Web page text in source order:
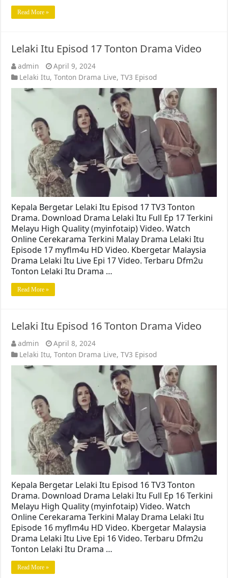
Read More »
Lelaki Itu Episod 17 Tonton Drama Video
admin
April 9, 2024
Lelaki Itu,Tonton Drama Live,TV3 Episod
Kepala Bergetar Lelaki Itu Episod 17 TV3 Tonton
Drama. Download Drama Lelaki Itu Full Ep 17 Terkini
Melayu High Quality (myinfotaip) Video. Watch
Online Cerekarama Terkini Malay Drama Lelaki Itu
Episode 17 myflm4u HD Video. Kbergetar Malaysia
Drama Lelaki Itu Live Epi 17 Video. Terbaru Dfm2u
Tonton Lelaki Itu Drama …
Read More »
Lelaki Itu Episod 16 Tonton Drama Video
admin
April 8, 2024
Lelaki Itu,Tonton Drama Live,TV3 Episod
Kepala Bergetar Lelaki Itu Episod 16 TV3 Tonton
Drama. Download Drama Lelaki Itu Full Ep 16 Terkini
Melayu High Quality (myinfotaip) Video. Watch
Online Cerekarama Terkini Malay Drama Lelaki Itu
Episode 16 myflm4u HD Video. Kbergetar Malaysia
Drama Lelaki Itu Live Epi 16 Video. Terbaru Dfm2u
Tonton Lelaki Itu Drama …
Read More »